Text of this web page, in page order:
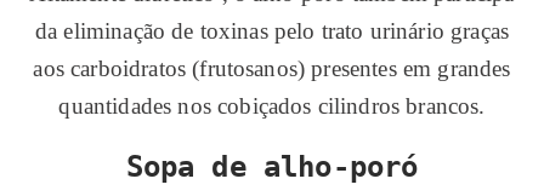
da eliminação de toxinas pelo trato urinário graças
aos carboidratos (frutosanos) presentes em grandes
quantidades nos cobiçados cilindros brancos.
Sopa de alho-poró